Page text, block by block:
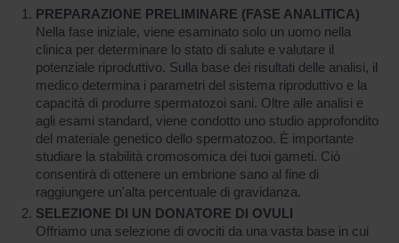
PREPARAZIONE PRELIMINARE (FASE ANALITICA)
Nella fase iniziale, viene esaminato solo un uomo nella
clinica per determinare lo stato di salute e valutare il
potenziale riproduttivo. Sulla base dei risultati delle analisi, il
medico determina i parametri del sistema riproduttivo e la
capacità di produrre spermatozoi sani. Oltre alle analisi e
agli esami standard, viene condotto uno studio approfondito
del materiale genetico dello spermatozoo. È importante
studiare la stabilità cromosomica dei tuoi gameti. Ciò
consentirà di ottenere un embrione sano al fine di
raggiungere un'alta percentuale di gravidanza.
SELEZIONE DI UN DONATORE DI OVULI
Offriamo una selezione di ovociti da una vasta base in cui